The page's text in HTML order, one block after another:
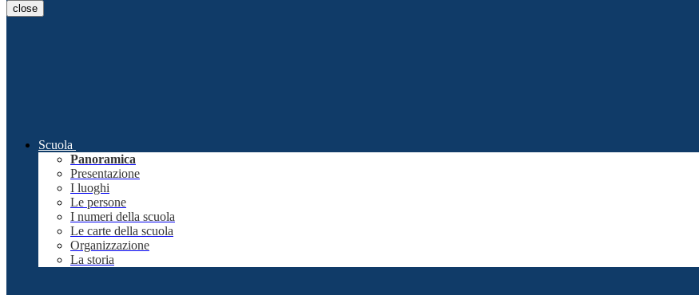
close
Scuola
Panoramica
Presentazione
I luoghi
Le persone
I numeri della scuola
Le carte della scuola
Organizzazione
La storia